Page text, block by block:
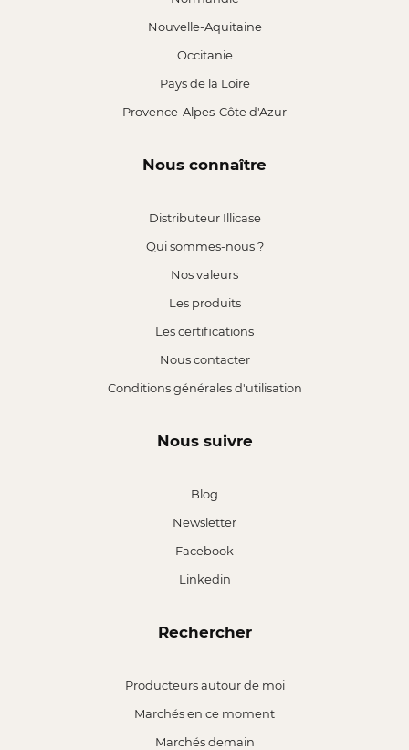
Nouvelle-Aquitaine
Occitanie
Pays de la Loire
Provence-Alpes-Côte d'Azur
Nous connaître
Distributeur Illicase
Qui sommes-nous ?
Nos valeurs
Les produits
Les certifications
Nous contacter
Conditions générales d'utilisation
Nous suivre
Blog
Newsletter
Facebook
Linkedin
Rechercher
Producteurs autour de moi
Marchés en ce moment
Marchés demain